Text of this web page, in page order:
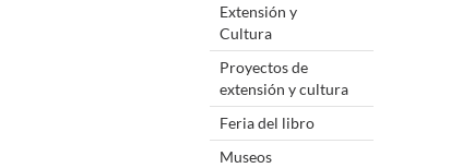
Extensión y
Cultura
Proyectos de
extensión y cultura
Feria del libro
Museos